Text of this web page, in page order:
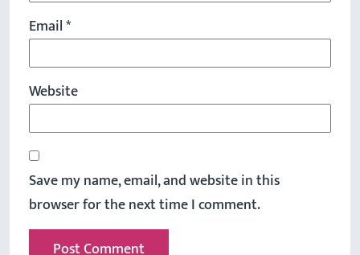
Email*
Website
Save my name, email, and website in this
browser for the next time I comment.